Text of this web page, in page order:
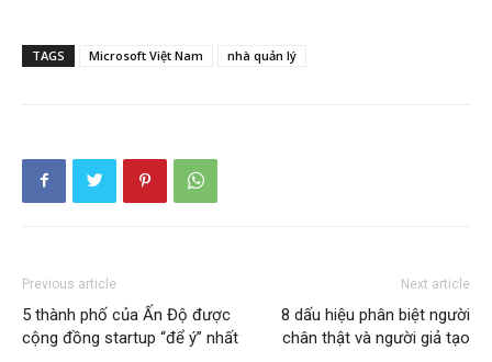
TAGS Microsoft Việt Nam nhà quản lý
Previous article
5 thành phố của Ấn Độ được
cộng đồng startup “để ý” nhất
Next article
8 dấu hiệu phân biệt người
chân thật và người giả tạo